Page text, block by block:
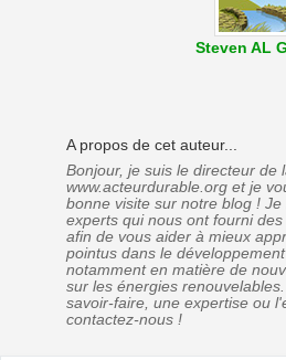
Steven AL
A propos de cet auteur...
Bonjour, je suis le directeur de
www.acteurdurable.org et je
bonne visite sur notre blog !
experts qui nous ont fourni
afin de vous aider à mieux
pointus dans le
notamment en matière de
sur les énergies
savoir-faire, une expertise ou
contactez-nous !